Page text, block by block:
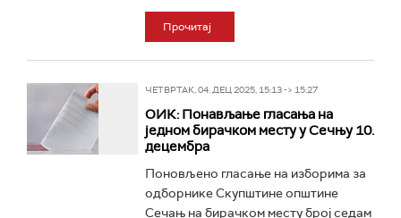
Прочитај
ЧЕТВРТАК, 04. ДЕЦ 2025, 15:13 -> 15:27
ОИК: Понављање гласања на
једном бирачком месту у Сечњу 10.
децембра
Поновљено гласање на изборима за
одборнике Скупштине општине
Сечањ на бирачком месту број седам